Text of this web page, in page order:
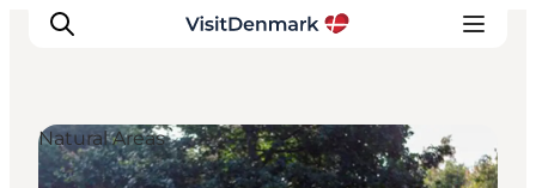
Natural Areas